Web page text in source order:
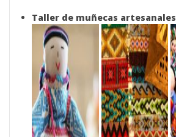
Taller de muñecas artesanales